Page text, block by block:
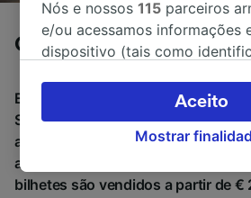
Cordoba para
Em média, demora 7h 24m para
Salamanca de comboio, a uma
aproximadamente 351 km.
a viajar diariamente de Cordoba
bilhetes são vendidos a partir de €
Nós e nossos115 parceiros
e/ou acessamos informações
dispositivo (tais como
pessoais. Você pode aceitar
suas escolhas (incluindo o seu
à aplicação do interesse
política de privacidade. Estas
Mostrar
Aceito